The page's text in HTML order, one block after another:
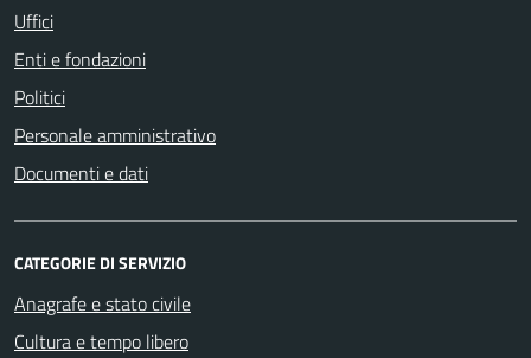
Uffici
Enti e fondazioni
Politici
Personale amministrativo
Documenti e dati
CATEGORIE DI SERVIZIO
Anagrafe e stato civile
Cultura e tempo libero